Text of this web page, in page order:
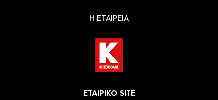
Η ΕΤΑΙΡΕΙΑ
ΕΤΑΙΡΙΚΟ SITE